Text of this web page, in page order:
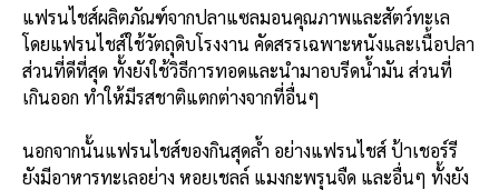
แฟรนไชส์ผลิตภัณฑ์จากปลาแซลมอนคุณภาพและสัตว์ทะเล
โดยแฟรนไชส์ใช้วัตถุดิบโรงงาน คัดสรรเฉพาะหนังและเนื้อปลา
ส่วนที่ดีที่สุด ทั้งยังใช้วิธีการทอดและนำมาอบรีดน้ำมัน ส่วนที่
เกินออก ทำให้มีรสชาติแตกต่างจากที่อื่นๆ
นอกจากนั้นแฟรนไชส์ของกินสุดล้ำ อย่างแฟรนไชส์ ป้าเชอร์รี
ยังมีอาหารทะเลอย่าง หอยเชลล์ แมงกะพรุนจืด และอื่นๆ ทั้งยัง